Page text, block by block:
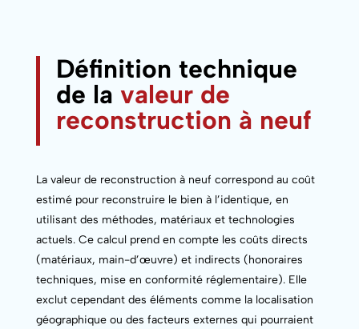
Définition technique
de la valeur de
reconstruction à neuf
La valeur de reconstruction à neuf correspond au coût
estimé pour reconstruire le bien à l’identique, en
utilisant des méthodes, matériaux et technologies
actuels. Ce calcul prend en compte les coûts directs
(matériaux, main-d’œuvre) et indirects (honoraires
techniques, mise en conformité réglementaire). Elle
exclut cependant des éléments comme la localisation
géographique ou des facteurs externes qui pourraient